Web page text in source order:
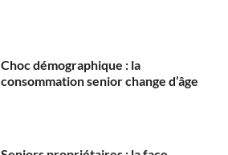
Choc démographique : la
consommation senior change d’âge